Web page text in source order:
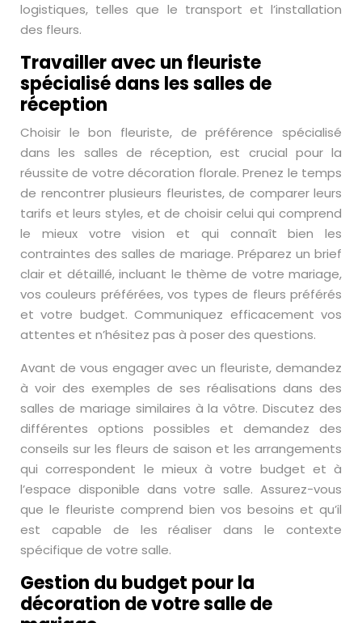
logistiques, telles que le transport et l’installation
des fleurs.
Travailler avec un fleuriste
spécialisé dans les salles de
réception
Choisir le bon fleuriste, de préférence spécialisé
dans les salles de réception, est crucial pour la
réussite de votre décoration florale. Prenez le temps
de rencontrer plusieurs fleuristes, de comparer leurs
tarifs et leurs styles, et de choisir celui qui comprend
le mieux votre vision et qui connaît bien les
contraintes des salles de mariage. Préparez un brief
clair et détaillé, incluant le thème de votre mariage,
vos couleurs préférées, vos types de fleurs préférés
et votre budget. Communiquez efficacement vos
attentes et n’hésitez pas à poser des questions.
Avant de vous engager avec un fleuriste, demandez
à voir des exemples de ses réalisations dans des
salles de mariage similaires à la vôtre. Discutez des
différentes options possibles et demandez des
conseils sur les fleurs de saison et les arrangements
qui correspondent le mieux à votre budget et à
l’espace disponible dans votre salle. Assurez-vous
que le fleuriste comprend bien vos besoins et qu’il
est capable de les réaliser dans le contexte
spécifique de votre salle.
Gestion du budget pour la
décoration de votre salle de